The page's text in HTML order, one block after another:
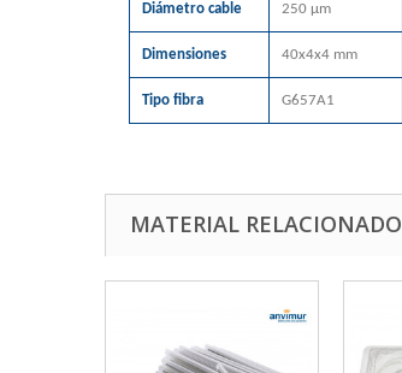
Diámetro cable 250 µm
Dimensiones 40x4x4 mm
Tipo fibra G657A1
MATERIAL RELACIONADO